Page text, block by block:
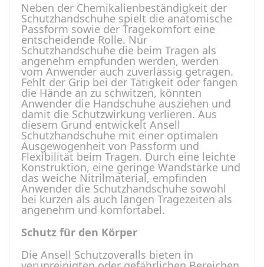
Neben der Chemikalienbeständigkeit der
Schutzhandschuhe spielt die anatomische
Passform sowie der Tragekomfort eine
entscheidende Rolle. Nur
Schutzhandschuhe die beim Tragen als
angenehm empfunden werden, werden
vom Anwender auch zuverlässig getragen.
Fehlt der Grip bei der Tätigkeit oder fangen
die Hände an zu schwitzen, könnten
Anwender die Handschuhe ausziehen und
damit die Schutzwirkung verlieren. Aus
diesem Grund entwickelt Ansell
Schutzhandschuhe mit einer optimalen
Ausgewogenheit von Passform und
Flexibilität beim Tragen. Durch eine leichte
Konstruktion, eine geringe Wandstärke und
das weiche Nitrilmaterial, empfinden
Anwender die Schutzhandschuhe sowohl
bei kurzen als auch langen Tragezeiten als
angenehm und komfortabel.
Schutz für den Körper
Die Ansell Schutzoveralls bieten in